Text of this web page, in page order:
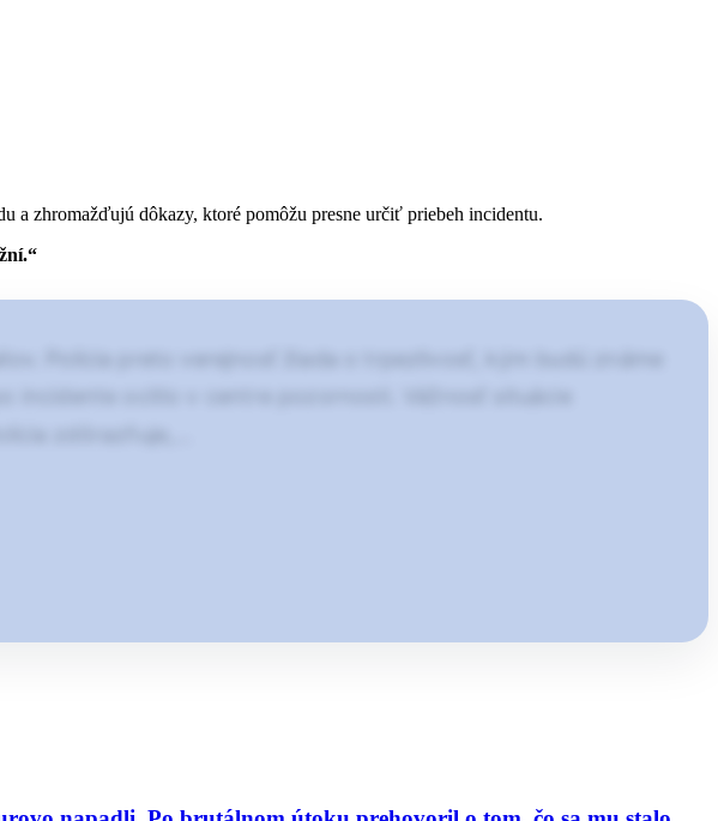
a zhromažďujú dôkazy, ktoré pomôžu presne určiť priebeh incidentu.